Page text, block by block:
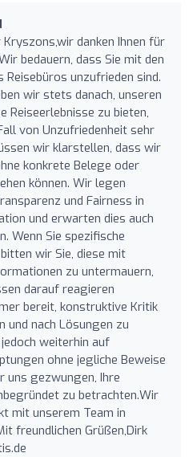
danken Ihnen für
bedauern, dass Sie mit den
Reisebüros unzufrieden sind.
wir stets danach, unseren
Reiseerlebnisse zu bieten,
von Unzufriedenheit sehr
wir klarstellen, dass wir
konkrete Belege oder
können. Wir legen
und Fairness in
und erwarten dies auch
Wenn Sie spezifische
wir Sie, diese mit
zu untermauern,
darauf reagieren
bereit, konstruktive Kritik
und nach Lösungen zu
weiterhin auf
ohne jegliche Beweise
uns gezwungen, Ihre
zu betrachten.Wir
mit unserem Team in
freundlichen Grüßen,Dirk